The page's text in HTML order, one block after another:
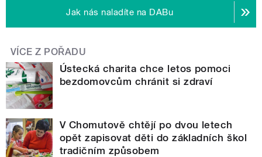
Jak nás naladíte na DABu
VÍCE Z POŘADU
Ústecká charita chce letos pomoci
bezdomovcům chránit si zdraví
V Chomutově chtějí po dvou letech
opět zapisovat děti do základních škol
tradičním způsobem